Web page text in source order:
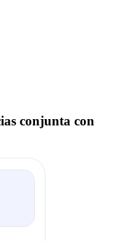
conjunta con